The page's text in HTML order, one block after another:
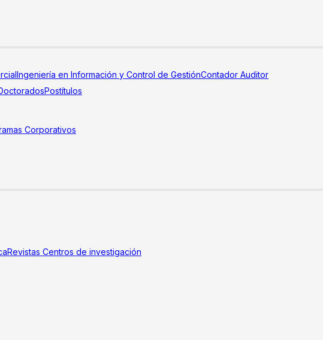
Ingeniería en Información y Control de GestiónContador Auditor
Postítulos
Corporativos
Revistas Centros de investigación